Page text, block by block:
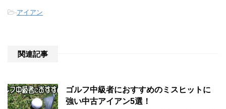
-アイアン
関連記事
ゴルフ中級者におすすめのミスヒットに
強い中古アイアン5選！